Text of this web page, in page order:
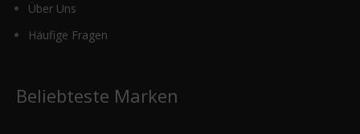
Über Uns
Häufige Fragen
Beliebteste Marken